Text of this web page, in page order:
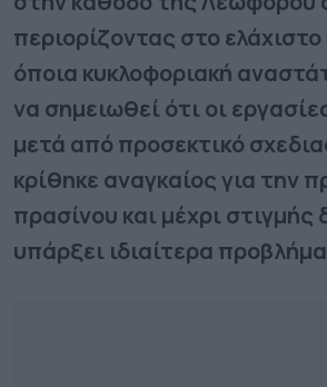
περιορίζοντας στο
όποια κυκλοφοριακή
να σημειωθεί ότι οι
μετά από προσεκτικό
κρίθηκε αναγκαίος για την
πρασίνου και μέχρι στιγμής
υπάρξει ιδιαίτερα